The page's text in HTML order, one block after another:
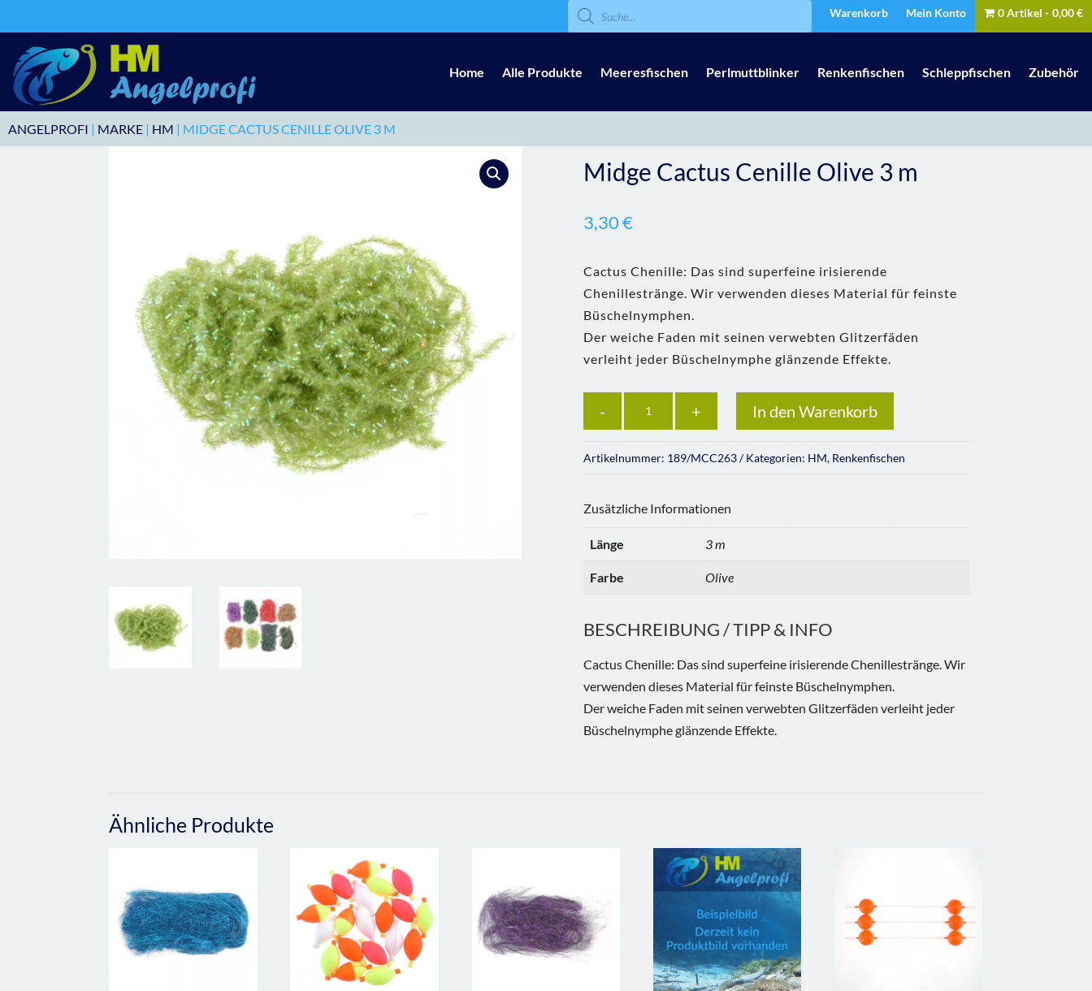
Products
search
Warenkorb Mein Konto 0 Artikel 0,00 €
Home Alle Produkte Meeresfischen Perlmuttblinker Renkenfischen Schleppfischen Zubehör
ANGELPROFI | MARKE | HM | MIDGE CACTUS CENILLE OLIVE 3 M
Midge Cactus Cenille Olive 3 m
3,30€
Cactus Chenille: Das sind superfeine irisierende
Chenillestränge. Wir verwenden dieses Material für feinste
Büschelnymphen.
Der weiche Faden mit seinen verwebten Glitzerfäden
verleiht jeder Büschelnymphe glänzende Effekte.
In den Warenkorb
Artikelnummer: 189/MCC263 Kategorien: HM, Renkenfischen
Zusätzliche Informationen
Länge 3 m
Farbe Olive
BESCHREIBUNG / TIPP & INFO
Cactus Chenille: Das sind superfeine irisierende Chenillestränge. Wir
verwenden dieses Material für feinste Büschelnymphen.
Der weiche Faden mit seinen verwebten Glitzerfäden verleiht jeder
Büschelnymphe glänzende Effekte.
Ähnliche Produkte